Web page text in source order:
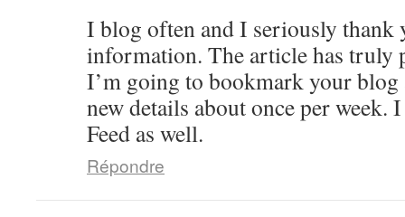
I blog often and I seriously thank
information. The article has truly
I’m going to bookmark your blog
new details about once per week.
Feed as well.
Répondre